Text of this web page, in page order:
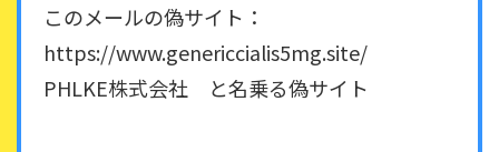
このメールの偽サイト：
https://www.genericcialis5mg.site/
PHLKE株式会社 と名乗る偽サイト